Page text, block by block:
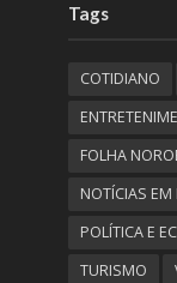
Tags
COTIDIANO
FOLHA
NOTÍCIAS EM
POLÍTICA E
TURISMO